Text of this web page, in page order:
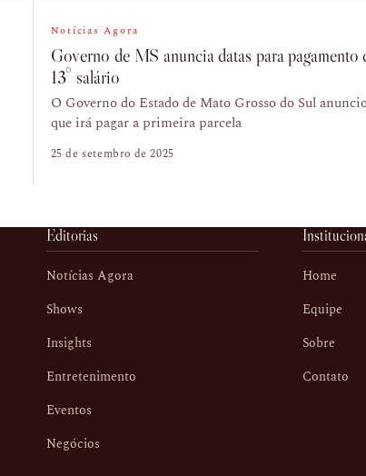
Notícias Agora
Governo de MS anuncia datas para pagamento
13° salário
O Governo do Estado de Mato Grosso do Sul
que irá pagar a primeira parcela
25 de setembro de 2025
Editorias
Notícias Agora
Shows
Insights
Entretenimento
Eventos
Negócios
Home
Equipe
Sobre
Contato